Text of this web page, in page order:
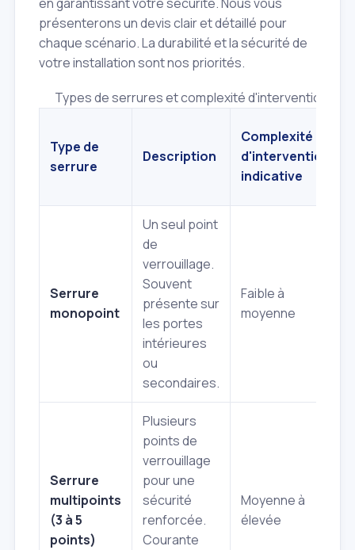
présenterons un devis clair et détaillé pour
chaque scénario. La durabilité et la sécurité de
votre installation sont nos priorités.
Types de serrures et complexité d'intervention en
Type de
serrure
Description
Complexité
d'intervention
indicative
Serrure
monopoint
Un seul point
de
verrouillage.
Souvent
présente sur
les portes
intérieures
ou
secondaires.
Faible à
moyenne
Serrure
multipoints
(3 à 5
points)
Plusieurs
points de
verrouillage
pour une
sécurité
renforcée.
Courante
Moyenne à
élevée